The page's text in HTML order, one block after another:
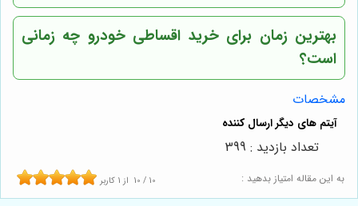
بهترین زمان برای خرید اقساطی خودرو چه زمانی
است؟
مشخصات
به این مقاله امتیاز بدهید : 10 / 10 از 1 کاربر
تعداد بازدید : 399